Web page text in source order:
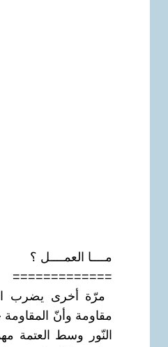
مــــا العمــــل ؟
=============
مرّة أخرى يضرب
‏مقاومة وأنّ